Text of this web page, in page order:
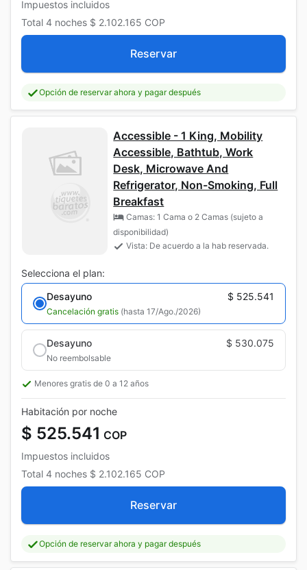
Impuestos incluidos
Total 4 noches $ 2.102.165 COP
Reservar
Opción de reservar ahora y pagar después
Accessible - 1 King, Mobility
Accessible, Bathtub, Work
Desk, Microwave And
Refrigerator, Non-Smoking, Full
Breakfast
Camas: 1 Cama o 2 Camas (sujeto a
disponibilidad)
Vista: De acuerdo a la hab reservada.
Selecciona el plan:
Desayuno
$ 525.541
Cancelación gratis (hasta 17/Ago./2026)
Desayuno $ 530.075
No reembolsable
Menores gratis de 0 a 12 años
Habitación por noche
$ 525.541 COP
Impuestos incluidos
Total 4 noches $ 2.102.165 COP
Reservar
Opción de reservar ahora y pagar después